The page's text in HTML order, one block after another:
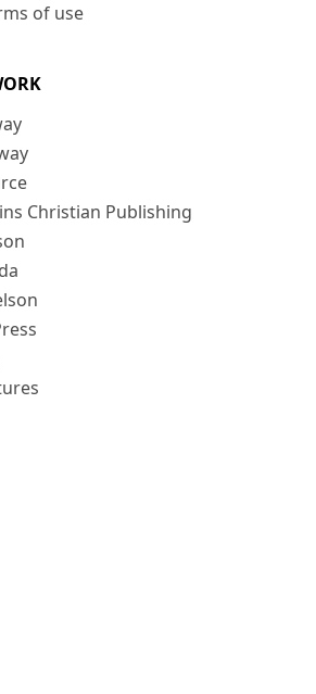
of use
Christian Publishing